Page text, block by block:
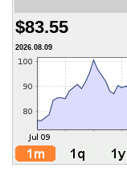
$83.55
2026.08.09